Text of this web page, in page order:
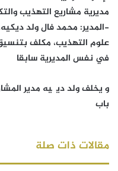
مديرية مشاريع التهذيب
-المدير: محمد فال ولد
علوم التهذيب، مكلف
في نفس المديرية سابقا
و يخلف ولد ديگيه مدير
باب
مقالات ذات صلة